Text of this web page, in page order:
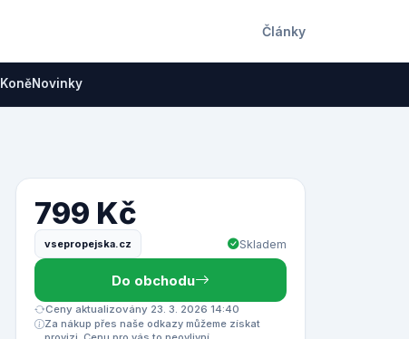
Články
KoněNovinky
799 Kč
vsepropejska.cz Skladem
Do obchodu
Ceny aktualizovány 23. 3. 2026 14:40
Za nákup přes naše odkazy můžeme získat